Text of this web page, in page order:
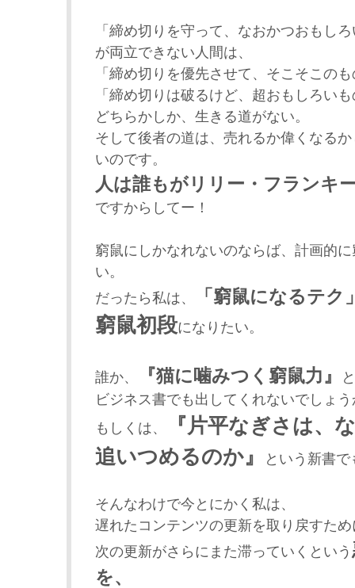
「締め切りを守って、なおかつおもし
が両立できない人間は、
「締め切りを優先させて、そこそこの
「締め切りは破るけど、超おもしろい
どちらかしか、生きる道がない。
そして後者の道は、売れるか偉くなる
いのです。
人は誰もがリリー・フランキ
ですからしてー！
窮鼠にしかなれないのならば、計画的
い。
だったら私は、
「窮鼠になるテク
窮鼠初段になりたい。
誰か、 『猫に噛みつく窮鼠力』
ビジネス書でも出してくれないでしょ
もしくは、
『片平なぎさは、
追いつめるのか』
という新書
そんなわけで今とにかく私は、
遅れたコンテンツの更新を取り戻すため
次の更新がさらにまた滞っていくという
を、